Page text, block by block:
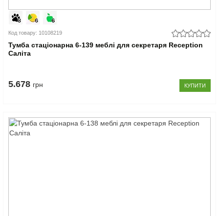
Код товару: 10108219
Тумба стаціонарна 6-139 меблі для секретаря Reception
Саліта
5.678 грн КУПИТИ